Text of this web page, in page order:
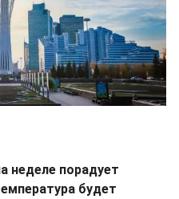
неделе порадует
будет